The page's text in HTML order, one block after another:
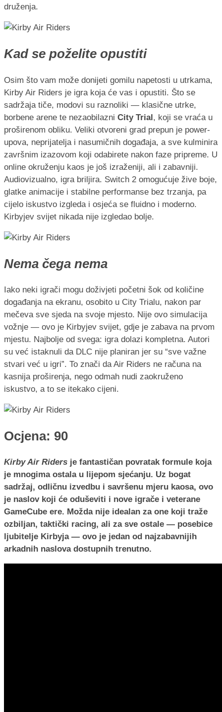
druženja.
Kad se poželite opustiti
Osim što vam može donijeti gomilu napetosti u utrkama,
Kirby Air Riders je igra koja će vas i opustiti. Što se
sadržaja tiče, modovi su raznoliki — klasične utrke,
borbene arene te nezaobilazni City Trial, koji se vraća u
proširenom obliku. Veliki otvoreni grad prepun je power-
upova, neprijatelja i nasumičnih događaja, a sve kulminira
završnim izazovom koji odabirete nakon faze pripreme. U
online okruženju kaos je još izraženiji, ali i zabavniji.
Audiovizualno, igra briljira. Switch 2 omogućuje žive boje,
glatke animacije i stabilne performanse bez trzanja, pa
cijelo iskustvo izgleda i osjeća se fluidno i moderno.
Kirbyjev svijet nikada nije izgledao bolje.
Nema čega nema
Iako neki igrači mogu doživjeti početni šok od količine
događanja na ekranu, osobito u City Trialu, nakon par
mečeva sve sjeda na svoje mjesto. Nije ovo simulacija
vožnje — ovo je Kirbyjev svijet, gdje je zabava na prvom
mjestu. Najbolje od svega: igra dolazi kompletna. Autori
su već istaknuli da DLC nije planiran jer su “sve važne
stvari već u igri”. To znači da Air Riders ne računa na
kasnija proširenja, nego odmah nudi zaokruženo
iskustvo, a to se itekako cijeni.
Ocjena: 90
Kirby Air Riders je fantastičan povratak formule koja
je mnogima ostala u lijepom sjećanju. Uz bogat
sadržaj, odličnu izvedbu i savršenu mjeru kaosa, ovo
je naslov koji će oduševiti i nove igrače i veterane
GameCube ere. Možda nije idealan za one koji traže
ozbiljan, taktički racing, ali za sve ostale — posebice
ljubitelje Kirbyja — ovo je jedan od najzabavnijih
arkadnih naslova dostupnih trenutno.